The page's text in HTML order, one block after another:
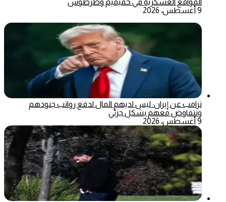
المواقع العسكرية في حميميم وطرطوس
9 أغسطس، 2026
ترامب عن إيران: ليس لديهم المال لدفع رواتب جنودهم
ونتفاوض معهم بشكل جزئي
9 أغسطس، 2026